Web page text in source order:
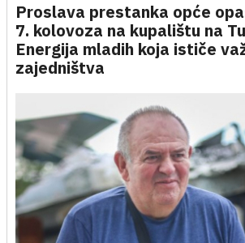
Proslava prestanka opće
7. kolovoza na kupalištu na
Energija mladih koja ističe
zajedništva